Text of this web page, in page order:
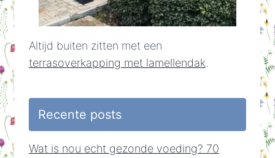
Altijd buiten zitten met een
terrasoverkapping met lamellendak.
Recente posts
Wat is nou echt gezonde voeding? 70